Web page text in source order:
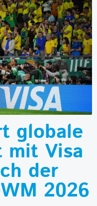
globale
mit Visa
der
2026